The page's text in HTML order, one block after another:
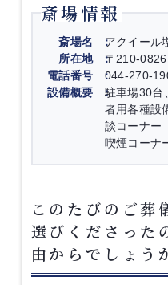
斎場情報
斎場名
アクイール
所在地
〒210-
電話番号
044-270-
設備概要
駐車場30台
者用各種設
談コーナー
喫煙コーナ
このたびのご葬
選びくださった
由からでしょう